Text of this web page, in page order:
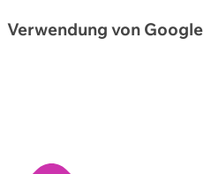
Verwendung von Google